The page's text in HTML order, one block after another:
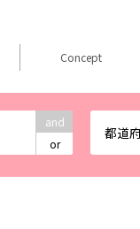
and
or
都道
Concept